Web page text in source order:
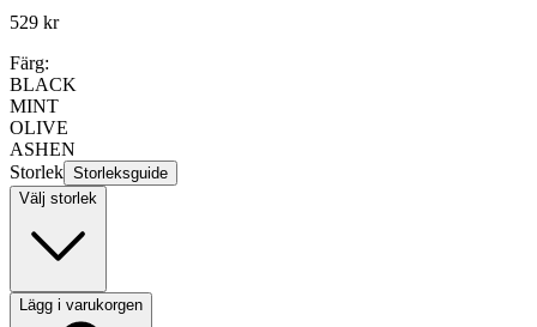
529 kr
Färg:
BLACK
MINT
OLIVE
ASHEN
Storlek Storleksguide
Välj storlek
Lägg i varukorgen